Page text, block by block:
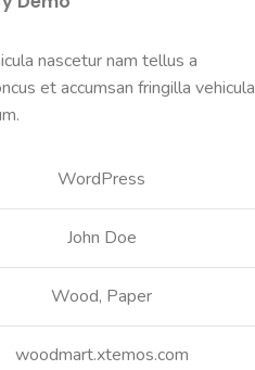
nascetur nam tellus a
et accumsan fringilla vehicula
WordPress
John Doe
Wood, Paper
woodmart.xtemos.com